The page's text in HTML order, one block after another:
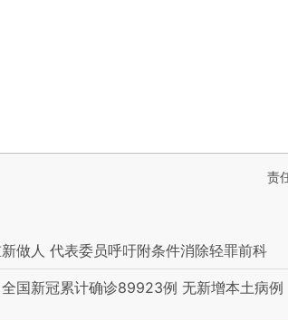
责
做人 代表委员呼吁附条件消除轻罪前科
国新冠累计确诊89923例 无新增本土病例